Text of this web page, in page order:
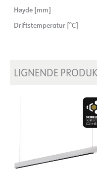
Høyde [mm]
Driftstemperatur [°C]
LIGNENDE